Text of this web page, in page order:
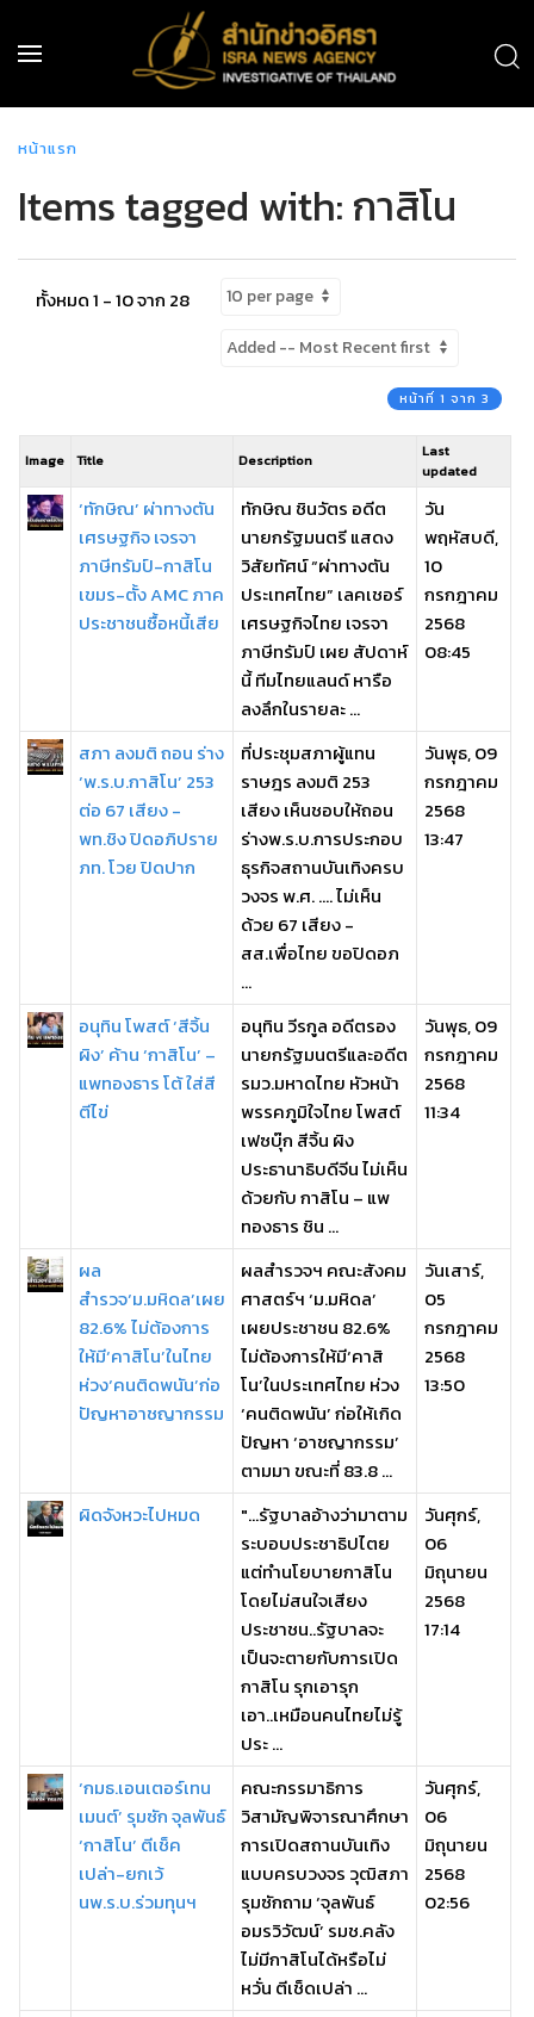
หน้าแรก
Items tagged with: กาสิโน
ทั้งหมด 1 - 10 จาก 28
หน้าที่ 1 จาก 3
Image Title Description
Last
updated
‘ทักษิณ’ ผ่าทางตัน
เศรษฐกิจ เจรจา
ภาษีทรัมป์-กาสิโน
เขมร-ตั้ง AMC ภาค
ประชาชนซื้อหนี้เสีย
ทักษิณ ชินวัตร อดีต
นายกรัฐมนตรี แสดง
วิสัยทัศน์ “ผ่าทางตัน
ประเทศไทย” เลคเชอร์
เศรษฐกิจไทย เจรจา
ภาษีทรัมป์ เผย สัปดาห์
นี้ ทีมไทยแลนด์ หารือ
ลงลึกในรายละ ...
วัน
พฤหัสบดี,
10
กรกฎาคม
2568
08:45
สภา ลงมติ ถอน ร่าง
‘พ.ร.บ.กาสิโน’ 253
ต่อ 67 เสียง -
พท.ชิง ปิดอภิปราย
ภท. โวย ปิดปาก
ที่ประชุมสภาผู้แทน
ราษฎร ลงมติ 253
เสียง เห็นชอบให้ถอน
ร่างพ.ร.บ.การประกอบ
ธุรกิจสถานบันเทิงครบ
วงจร พ.ศ. .... ไม่เห็น
ด้วย 67 เสียง -
สส.เพื่อไทย ขอปิดอภ
...
วันพุธ, 09
กรกฎาคม
2568
13:47
อนุทิน โพสต์ ‘สีจิ้น
ผิง’ ค้าน ‘กาสิโน’ –
แพทองธาร โต้ ใส่สี
ตีไข่
อนุทิน วีรกูล อดีตรอง
นายกรัฐมนตรีและอดีต
รมว.มหาดไทย หัวหน้า
พรรคภูมิใจไทย โพสต์
เฟซบุ๊ก สีจิ้น ผิง
ประธานาธิบดีจีน ไม่เห็น
ด้วยกับ กาสิโน – แพ
ทองธาร ชิน ...
วันพุธ, 09
กรกฎาคม
2568
11:34
ผล
สำรวจ‘ม.มหิดล’เผย
82.6% ไม่ต้องการ
ให้มี‘คาสิโน’ในไทย
ห่วง‘คนติดพนัน’ก่อ
ปัญหาอาชญากรรม
ผลสำรวจฯ คณะสังคม
ศาสตร์ฯ ‘ม.มหิดล’
เผยประชาชน 82.6%
ไม่ต้องการให้มี‘คาสิ
โน’ในประเทศไทย ห่วง
‘คนติดพนัน’ ก่อให้เกิด
ปัญหา ‘อาชญากรรม’
ตามมา ขณะที่ 83.8 ...
วันเสาร์,
05
กรกฎาคม
2568
13:50
ผิดจังหวะไปหมด
"...รัฐบาลอ้างว่ามาตาม
ระบอบประชาธิปไตย
แต่ทำนโยบายกาสิโน
โดยไม่สนใจเสียง
ประชาชน..รัฐบาลจะ
เป็นจะตายกับการเปิด
กาสิโน รุกเอารุก
เอา..เหมือนคนไทยไม่รู้
ประ ...
วันศุกร์,
06
มิถุนายน
2568
17:14
‘กมธ.เอนเตอร์เทน
เมนต์’ รุมซัก จุลพันธ์
‘กาสิโน’ ตีเช็ค
เปล่า-ยกเว้
นพ.ร.บ.ร่วมทุนฯ
คณะกรรมาธิการ
วิสามัญพิจารณาศึกษา
การเปิดสถานบันเทิง
แบบครบวงจร วุฒิสภา
รุมซักถาม ‘จุลพันธ์
อมรวิวัฒน์’ รมช.คลัง
ไม่มีกาสิโนได้หรือไม่
หวั่น ตีเช็ดเปล่า ...
วันศุกร์,
06
มิถุนายน
2568
02:56